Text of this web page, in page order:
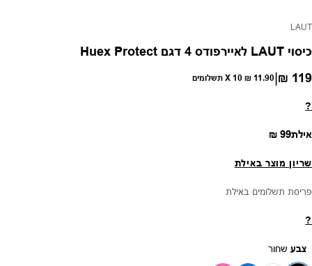
ספק:
LAUT
כיסוי LAUT לאיירפודס 4 דגם Huex Protect
מחיר רגיל
119 ₪
|
11.90 ₪ X 10 תשלומים
?
אילתמחיר רגיל
99 ₪
שריון מוצר באילת
פריסת תשלומים באילת
?
צבע שחור